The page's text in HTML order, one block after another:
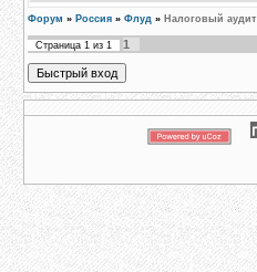
Форум » Россия » Флуд » Налоговый аудит
Страница 1 из 1 1